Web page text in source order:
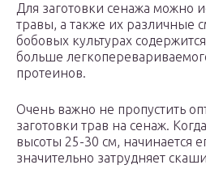
Для заготовки сенажа можно
травы, а также их различные
бобовых культурах
больше
протеинов.
Очень важно не пропустить
заготовки трав на сенаж.
высоты 25-30 см, начинается
значительно затрудняет